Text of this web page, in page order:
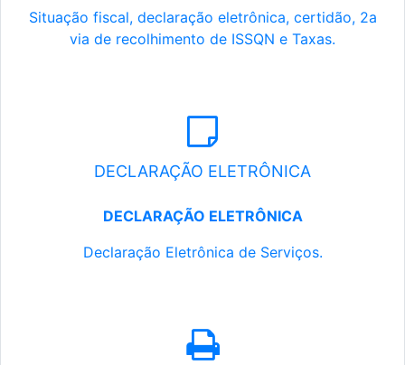
Situação fiscal, declaração eletrônica, certidão, 2a
via de recolhimento de ISSQN e Taxas.
DECLARAÇÃO ELETRÔNICA
DECLARAÇÃO ELETRÔNICA
Declaração Eletrônica de Serviços.